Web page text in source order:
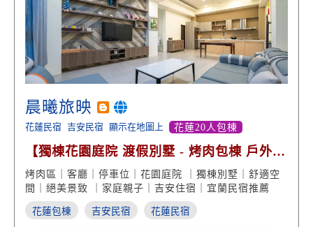
晨曦旅映
花蓮民宿 吉安民宿 顯示在地圖上 花蓮20人包棟
【獨棟花園庭院 渡假別墅 - 烤肉包棟 戶外絕
美景致】
烤肉區｜客廳｜停車位｜花園庭院 ｜獨棟別墅｜舒適空
間｜絕美景致 ｜家庭親子｜吉安住宿｜宜蘭民宿推薦
花蓮包棟 吉安民宿 花蓮民宿